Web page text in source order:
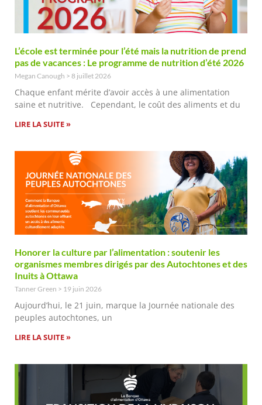
L’école est terminée pour l’été mais la nutrition de prend
pas de vacances : Le programme de nutrition d’été 2026
Megan Canough 8 juillet 2026
Chaque enfant mérite d’avoir accès à une alimentation
saine et nutritive. Cependant, le coût des aliments et du
LIRE LA SUITE »
Honorer la culture par l’alimentation : soutenir les
organismes membres dirigés par des Autochtones et des
Inuits à Ottawa
Tanner Green 19 juin 2026
Aujourd’hui, le 21 juin, marque la Journée nationale des
peuples autochtones, un
LIRE LA SUITE »